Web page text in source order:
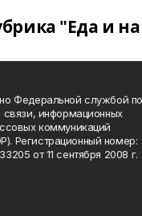
"Еда и
Федеральной службой по
информационных
коммуникаций
Регистрационный номер:
от 11 сентября 2008 г.